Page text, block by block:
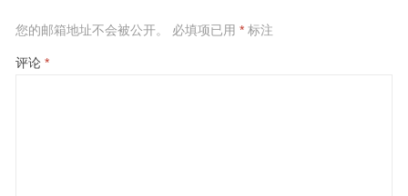
您的邮箱地址不会被公开。 必填项已用 *标注
评论 *